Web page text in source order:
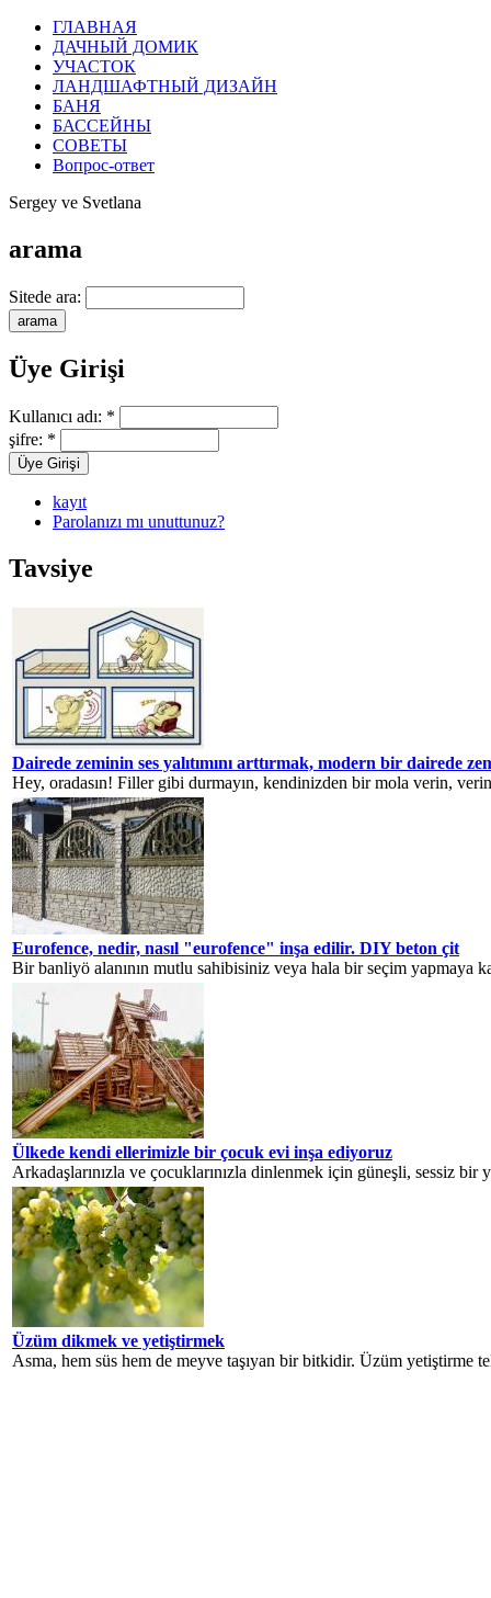
ГЛАВНАЯ
ДАЧНЫЙ ДОМИК
УЧАСТОК
ЛАНДШАФТНЫЙ ДИЗАЙН
БАНЯ
БАССЕЙНЫ
СОВЕТЫ
Вопрос-ответ
Sergey ve Svetlana
arama
Sitede ara:
Üye Girişi
Kullanıcı adı: *
şifre: *
kayıt
Parolanızı mı unuttunuz?
Tavsiye
Dairede zeminin ses yalıtımını arttırmak, modern bir dairede
Hey, oradasın! Filler gibi durmayın, kendinizden bir mola verin,
Eurofence, nedir, nasıl "eurofence" inşa edilir. DIY beton çit
Bir banliyö alanının mutlu sahibisiniz veya hala bir seçim yapmaya
Ülkede kendi ellerimizle bir çocuk evi inşa ediyoruz
Arkadaşlarınızla ve çocuklarınızla dinlenmek için güneşli, sessiz
Üzüm dikmek ve yetiştirmek
Asma, hem süs hem de meyve taşıyan bir bitkidir. Üzüm yetiştirme